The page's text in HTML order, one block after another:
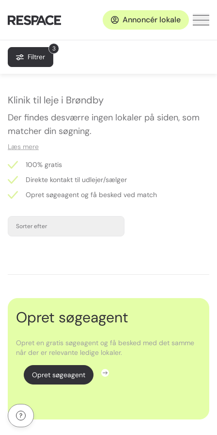
Annoncér lokale
3
Filtrer
Klinik til leje i Brøndby
Der findes desværre ingen lokaler på siden, som
matcher din søgning.
Læs mere
100% gratis
Direkte kontakt til udlejer/sælger
Opret søgeagent og få besked ved match
Sorter efter
Opret søgeagent
Opret en gratis søgeagent og få besked med det samme
når der er relevante ledige lokaler.
Opret søgeagent